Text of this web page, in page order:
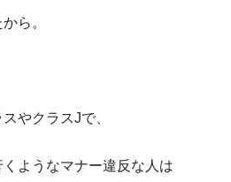
ら。
やクラスJで、
ようなマナー違反な人は